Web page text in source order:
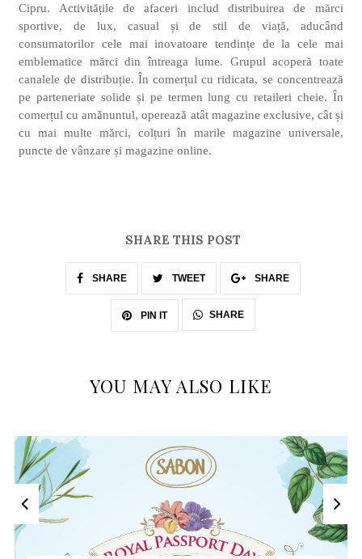
Cipru. Activitățile de afaceri includ distribuirea de mărci
sportive, de lux, casual și de stil de viață, aducând
consumatorilor cele mai inovatoare tendințe de la cele mai
emblematice mărci din întreaga lume. Grupul acoperă toate
canalele de distribuție. În comerțul cu ridicata, se concentrează
pe parteneriate solide și pe termen lung cu retaileri cheie. În
comerțul cu amănuntul, operează atât magazine exclusive, cât și
cu mai multe mărci, colțuri în marile magazine universale,
puncte de vânzare și magazine online.
SHARE THIS POST
SHARE TWEET SHARE
PIN IT SHARE
YOU MAY ALSO LIKE